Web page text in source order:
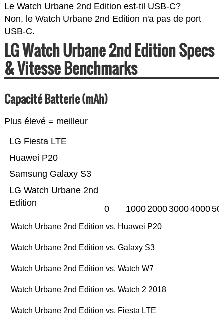
Le Watch Urbane 2nd Edition est-til USB-C?
Non, le Watch Urbane 2nd Edition n'a pas de port
USB-C.
LG Watch Urbane 2nd Edition Specs
& Vitesse Benchmarks
Capacité Batterie (mAh)
Plus élevé = meilleur
LG Watch Urbane 2nd
Edition
Samsung Galaxy S3
Huawei P20
LG Fiesta LTE
0 1000200030004000
Watch Urbane 2nd Edition vs. Huawei P20
Watch Urbane 2nd Edition vs. Galaxy S3
Watch Urbane 2nd Edition vs. Watch W7
Watch Urbane 2nd Edition vs. Watch 2 2018
Watch Urbane 2nd Edition vs. Fiesta LTE